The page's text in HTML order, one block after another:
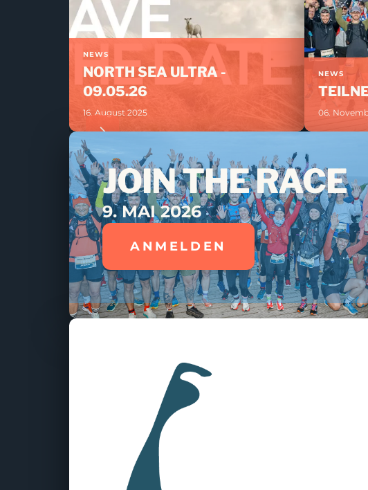
NEWS
NORTH SEA ULTRA -
09.05.26
16. August 2025
NEWS
06.
JOIN THE RACE
9. MAI 2026
ANMELDEN